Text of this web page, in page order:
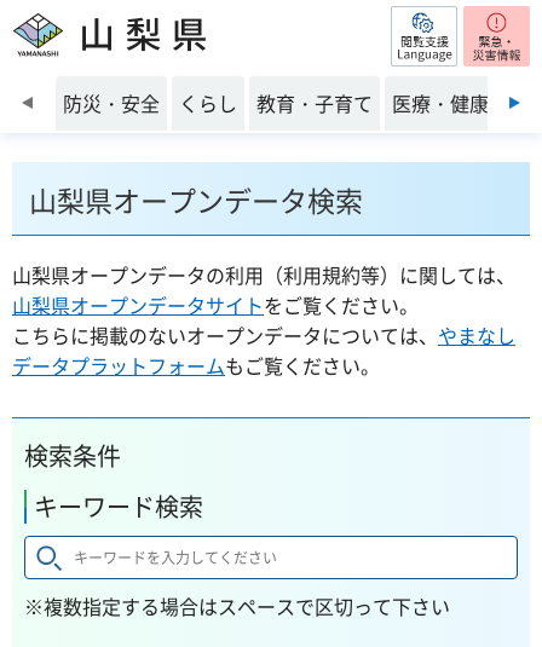
山梨県 閲覧支援
前のスライドを表示
防災・安全 くらし 教育・子育て 医療・健康・福
山梨県オープンデータ検索
山梨県オープンデータの利用（利用規約等）に関しては、
山梨県オープンデータサイトをご覧ください。
こちらに掲載のないオープンデータについては、 やまなし
データプラットフォームもご覧ください。
検索条件
キーワード検索
※複数指定する場合はスペースで区切って下さい